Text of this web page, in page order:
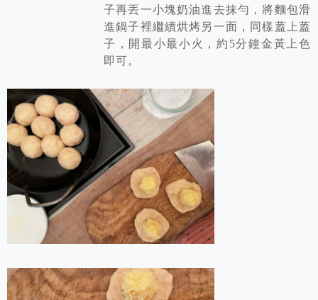
子再丟一小塊奶油進去抹勻，將麵包滑
進鍋子裡繼續烘烤另一面，同樣蓋上蓋
子，開最小最小火，約5分鐘金黃上色
即可。